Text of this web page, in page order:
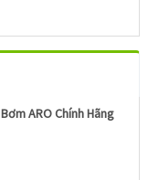
ARO Chính Hãng